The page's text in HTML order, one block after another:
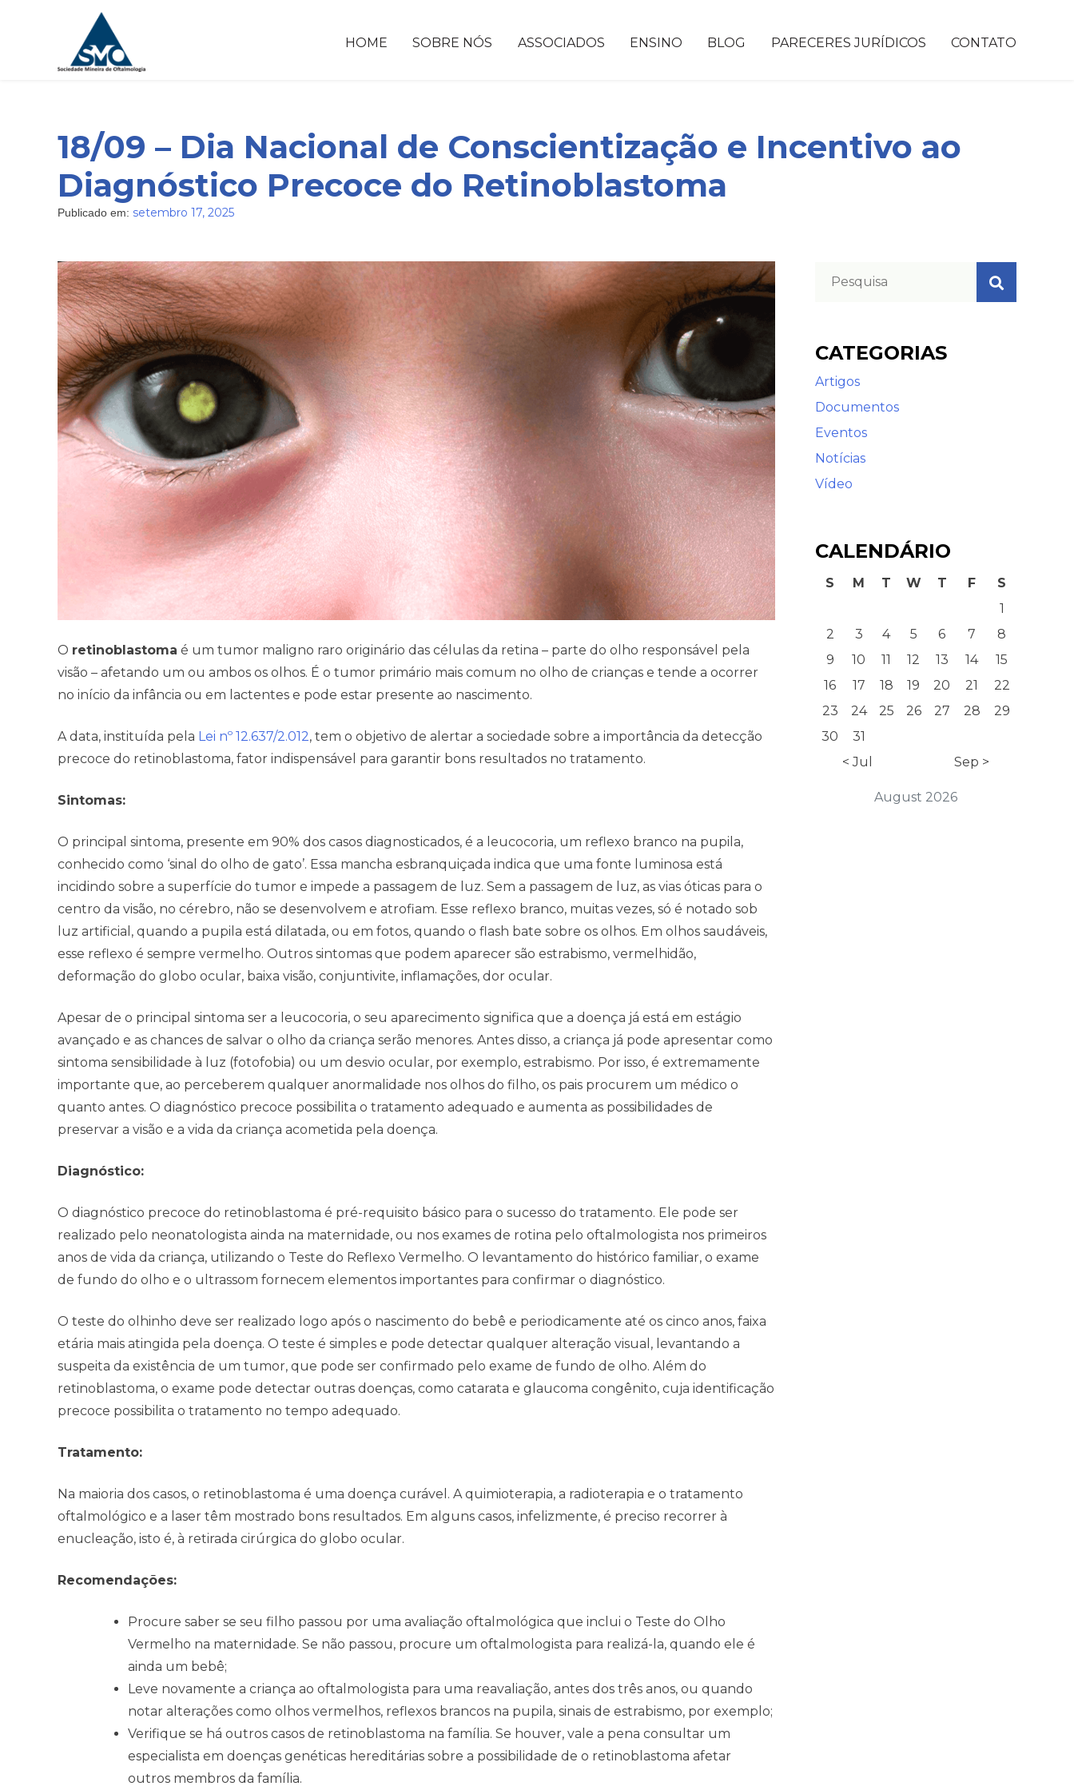
HOME SOBRE NÓS ASSOCIADOS ENSINO BLOG PARECERES JURÍDICOS CONTATO
18/09 – Dia Nacional de Conscientização e Incentivo ao
Diagnóstico Precoce do Retinoblastoma
Publicado em: setembro 17, 2025
O retinoblastoma é um tumor maligno raro originário das células da retina – parte do olho responsável pela
visão – afetando um ou ambos os olhos. É o tumor primário mais comum no olho de crianças e tende a ocorrer
no início da infância ou em lactentes e pode estar presente ao nascimento.
A data, instituída pela Lei nº 12.637/2.012, tem o objetivo de alertar a sociedade sobre a importância da detecção
precoce do retinoblastoma, fator indispensável para garantir bons resultados no tratamento.
Sintomas:
O principal sintoma, presente em 90% dos casos diagnosticados, é a leucocoria, um reflexo branco na pupila,
conhecido como ‘sinal do olho de gato’. Essa mancha esbranquiçada indica que uma fonte luminosa está
incidindo sobre a superfície do tumor e impede a passagem de luz. Sem a passagem de luz, as vias óticas para o
centro da visão, no cérebro, não se desenvolvem e atrofiam. Esse reflexo branco, muitas vezes, só é notado sob
luz artificial, quando a pupila está dilatada, ou em fotos, quando o flash bate sobre os olhos. Em olhos saudáveis,
esse reflexo é sempre vermelho. Outros sintomas que podem aparecer são estrabismo, vermelhidão,
deformação do globo ocular, baixa visão, conjuntivite, inflamações, dor ocular.
Apesar de o principal sintoma ser a leucocoria, o seu aparecimento significa que a doença já está em estágio
avançado e as chances de salvar o olho da criança serão menores. Antes disso, a criança já pode apresentar como
sintoma sensibilidade à luz (fotofobia) ou um desvio ocular, por exemplo, estrabismo. Por isso, é extremamente
importante que, ao perceberem qualquer anormalidade nos olhos do filho, os pais procurem um médico o
quanto antes. O diagnóstico precoce possibilita o tratamento adequado e aumenta as possibilidades de
preservar a visão e a vida da criança acometida pela doença.
Diagnóstico:
O diagnóstico precoce do retinoblastoma é pré-requisito básico para o sucesso do tratamento. Ele pode ser
realizado pelo neonatologista ainda na maternidade, ou nos exames de rotina pelo oftalmologista nos primeiros
anos de vida da criança, utilizando o Teste do Reflexo Vermelho. O levantamento do histórico familiar, o exame
de fundo do olho e o ultrassom fornecem elementos importantes para confirmar o diagnóstico.
O teste do olhinho deve ser realizado logo após o nascimento do bebê e periodicamente até os cinco anos, faixa
etária mais atingida pela doença. O teste é simples e pode detectar qualquer alteração visual, levantando a
suspeita da existência de um tumor, que pode ser confirmado pelo exame de fundo de olho. Além do
retinoblastoma, o exame pode detectar outras doenças, como catarata e glaucoma congênito, cuja identificação
precoce possibilita o tratamento no tempo adequado.
Tratamento:
Na maioria dos casos, o retinoblastoma é uma doença curável. A quimioterapia, a radioterapia e o tratamento
oftalmológico e a laser têm mostrado bons resultados. Em alguns casos, infelizmente, é preciso recorrer à
enucleação, isto é, à retirada cirúrgica do globo ocular.
Recomendações:
Procure saber se seu filho passou por uma avaliação oftalmológica que inclui o Teste do Olho
Vermelho na maternidade. Se não passou, procure um oftalmologista para realizá-la, quando ele é
ainda um bebê;
Leve novamente a criança ao oftalmologista para uma reavaliação, antes dos três anos, ou quando
notar alterações como olhos vermelhos, reflexos brancos na pupila, sinais de estrabismo, por exemplo;
Verifique se há outros casos de retinoblastoma na família. Se houver, vale a pena consultar um
especialista em doenças genéticas hereditárias sobre a possibilidade de o retinoblastoma afetar
outros membros da família.
CATEGORIAS
Artigos
Documentos
Eventos
Notícias
Vídeo
CALENDÁRIO
August 2026
S M T W T F
S
1
2
3 4 5 6 7
8
9
10 11 12 13 14
15
16
17 18 19 20 21
22
23
24 25 26 27 28
29
30
31
< Jul
Sep >